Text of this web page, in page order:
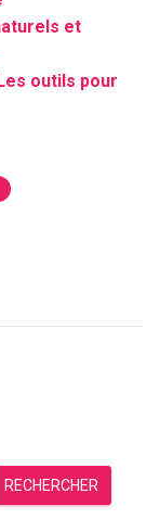
et
outils pour
RECHERCHER